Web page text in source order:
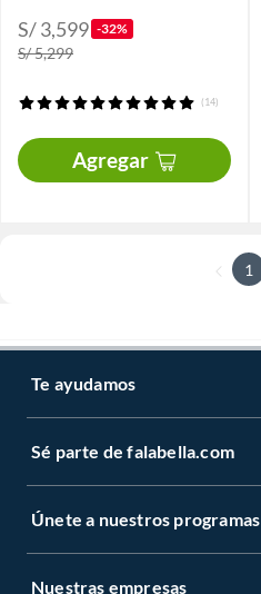
S/ 3,599 -32%
S/ 5,299
(14)
Agregar
1
Te ayudamos
Sé parte de falabella.com
Únete a nuestros programas
Nuestras empresas